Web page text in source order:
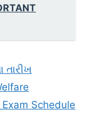
તારીખ
Schedule